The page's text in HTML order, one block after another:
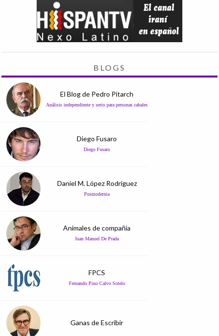
BLOGS
El Blog de Pedro Pitarch
Análisis independiente y serio para personas cabales
Diego Fusaro
Diego Fusaro
Daniel M. López Rodríguez
Posmodernia
Animales de compañía
Juan Manuel De Prada
FPCS
Fernando Pino Calvo Sotelo
Ganas de Escribir